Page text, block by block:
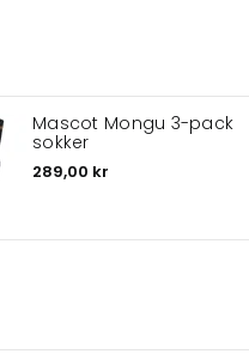
Mascot Mongu 3-pack
sokker
289,00 kr